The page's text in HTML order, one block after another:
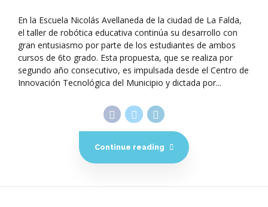
En la Escuela Nicolás Avellaneda de la ciudad de La Falda,
el taller de robótica educativa continúa su desarrollo con
gran entusiasmo por parte de los estudiantes de ambos
cursos de 6to grado. Esta propuesta, que se realiza por
segundo año consecutivo, es impulsada desde el Centro de
Innovación Tecnológica del Municipio y dictada por...
Continue reading